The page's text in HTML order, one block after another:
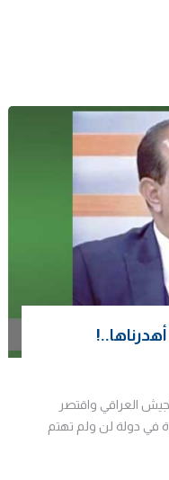
العراقي واقتصر
في دولة لن ولم تهتم